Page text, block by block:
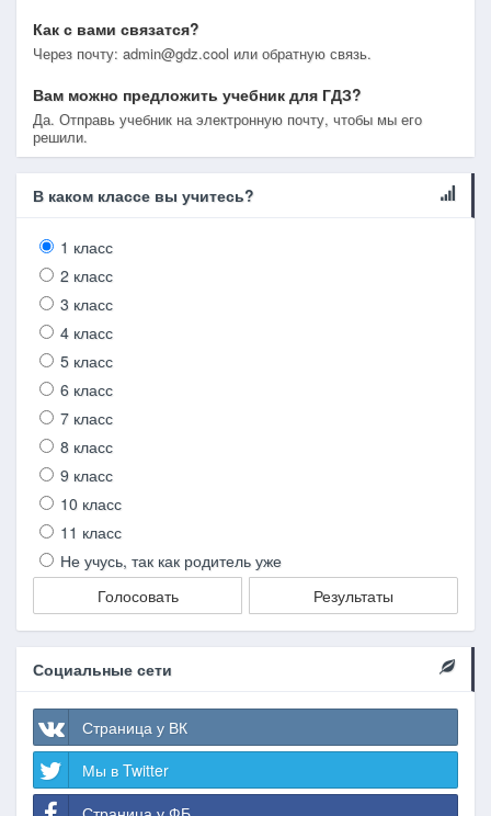
Как с вами связатся?
Через почту: admin@gdz.cool или обратную связь.
Вам можно предложить учебник для ГДЗ?
Да. Отправь учебник на электронную почту, чтобы мы его
решили.
В каком классе вы учитесь?
1 класс
2 класс
3 класс
4 класс
5 класс
6 класс
7 класс
8 класс
9 класс
10 класс
11 класс
Не учусь, так как родитель уже
Голосовать
Результаты
Социальные сети
Страница у ВК
Мы в Twitter